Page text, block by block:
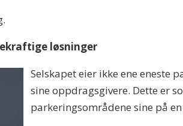
løsninger
Selskapet eier ikke ene eneste
sine oppdragsgivere. Dette er
parkeringsområdene sine på